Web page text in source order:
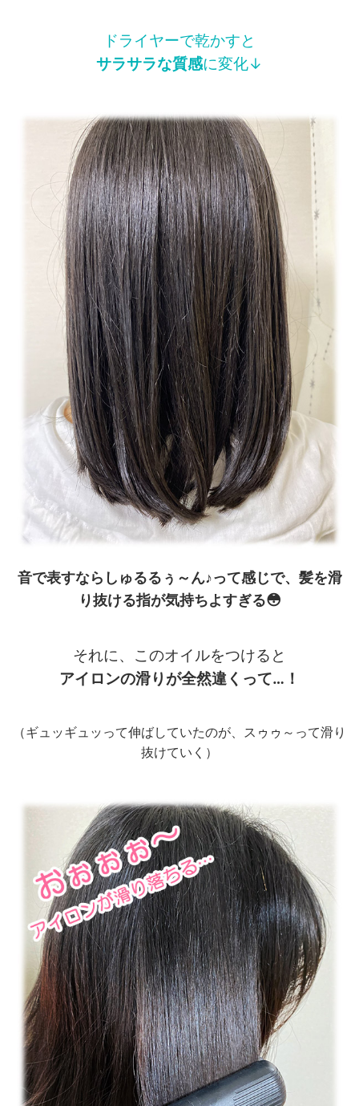
ドライヤーで乾かすと
サラサラな質感に変化↓
音で表すならしゅるるぅ～ん♪って感じで、髪を滑
り抜ける指が気持ちよすぎる😳
それに、このオイルをつけると
アイロンの滑りが全然違くって…！
（ギュッギュッって伸ばしていたのが、スゥゥ～って滑り
抜けていく）